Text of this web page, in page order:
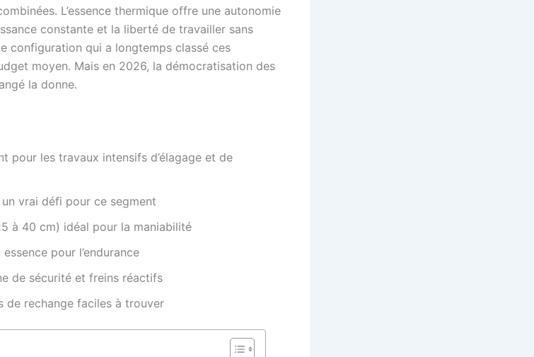
L’essence thermique offre une autonomie
constante et la liberté de travailler sans
configuration qui a longtemps classé ces
moyen. Mais en 2026, la démocratisation des
la donne.
pour les travaux intensifs d’élagage et de
vrai défi pour ce segment
à 40 cm) idéal pour la maniabilité
pour l’endurance
de sécurité et freins réactifs
de rechange faciles à trouver